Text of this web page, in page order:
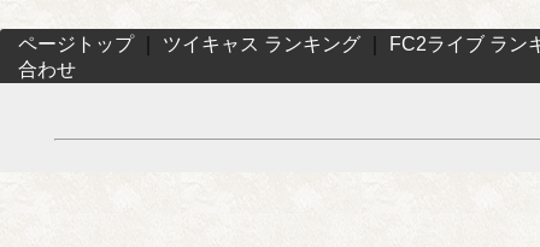
ページトップ｜ ツイキャス ランキング
FC2ライブ ラン
合わせ